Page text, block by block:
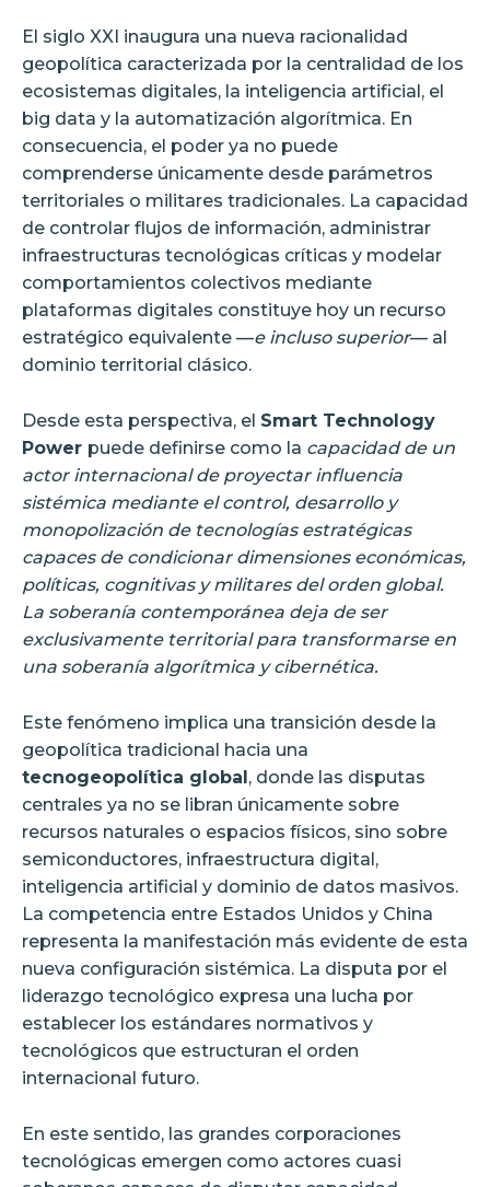
El siglo XXI inaugura una nueva racionalidad
geopolítica caracterizada por la centralidad de los
ecosistemas digitales, la inteligencia artificial, el
big data y la automatización algorítmica. En
consecuencia, el poder ya no puede
comprenderse únicamente desde parámetros
territoriales o militares tradicionales. La capacidad
de controlar flujos de información, administrar
infraestructuras tecnológicas críticas y modelar
comportamientos colectivos mediante
plataformas digitales constituye hoy un recurso
estratégico equivalente —e incluso superior— al
dominio territorial clásico.
Desde esta perspectiva, el Smart Technology
Power puede definirse como la capacidad de un
actor internacional de proyectar influencia
sistémica mediante el control, desarrollo y
monopolización de tecnologías estratégicas
capaces de condicionar dimensiones económicas,
políticas, cognitivas y militares del orden global.
La soberanía contemporánea deja de ser
exclusivamente territorial para transformarse en
una soberanía algorítmica y cibernética.
Este fenómeno implica una transición desde la
geopolítica tradicional hacia una
tecnogeopolítica global, donde las disputas
centrales ya no se libran únicamente sobre
recursos naturales o espacios físicos, sino sobre
semiconductores, infraestructura digital,
inteligencia artificial y dominio de datos masivos.
La competencia entre Estados Unidos y China
representa la manifestación más evidente de esta
nueva configuración sistémica. La disputa por el
liderazgo tecnológico expresa una lucha por
establecer los estándares normativos y
tecnológicos que estructuran el orden
internacional futuro.
En este sentido, las grandes corporaciones
tecnológicas emergen como actores cuasi